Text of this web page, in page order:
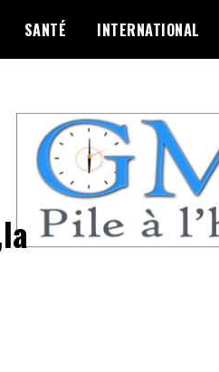
SANTÉ INTERNATIONAL